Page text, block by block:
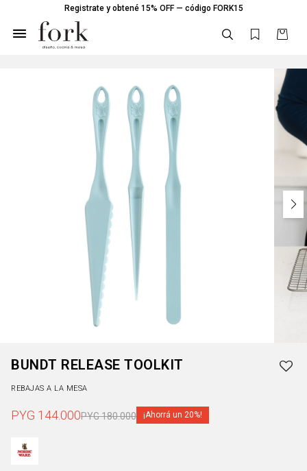
Registrate y obtené 15% OFF — código FORK15

BUNDT RELEASE TOOLKIT
REBAJAS A LA MESA
PYG 144.000PYG180.000 20